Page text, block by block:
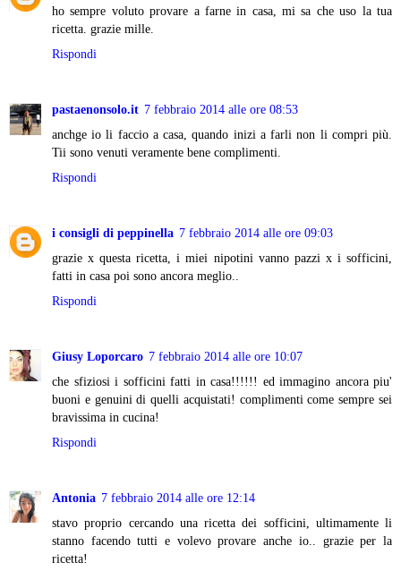
ho sempre voluto provare a farne in casa, mi sa che uso la tua
ricetta. grazie mille.
Rispondi
pastaenonsolo.it 7 febbraio 2014 alle ore 08:53
anchge io li faccio a casa, quando inizi a farli non li compri più.
Tii sono venuti veramente bene complimenti.
Rispondi
i consigli di peppinella 7 febbraio 2014 alle ore 09:03
grazie x questa ricetta, i miei nipotini vanno pazzi x i sofficini,
fatti in casa poi sono ancora meglio..
Rispondi
Giusy Loporcaro 7 febbraio 2014 alle ore 10:07
che sfiziosi i sofficini fatti in casa!!!!!! ed immagino ancora piu'
buoni e genuini di quelli acquistati! complimenti come sempre sei
bravissima in cucina!
Rispondi
Antonia 7 febbraio 2014 alle ore 12:14
stavo proprio cercando una ricetta dei sofficini, ultimamente li
stanno facendo tutti e volevo provare anche io.. grazie per la
ricetta!